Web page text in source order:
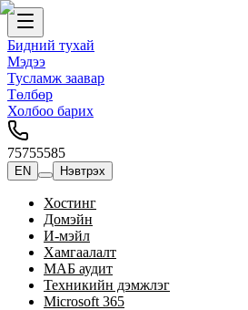
Бидний тухай
Мэдээ
Тусламж заавар
Төлбөр
Холбоо барих
75755585
EN Нэвтрэх
Хостинг
Домэйн
И-мэйл
Хамгаалалт
МАБ аудит
Техникийн дэмжлэг
Microsoft 365